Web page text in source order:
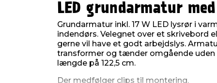
LED grundarmatur
Grundarmatur inkl. 17 W LED lysrør i
indendørs. Velegnet over et skrivebord
gerne vil have et godt arbejdslys.
transformer og tænder omgående uden
længde på 122,5 cm.
Der medfølger clips til montering.